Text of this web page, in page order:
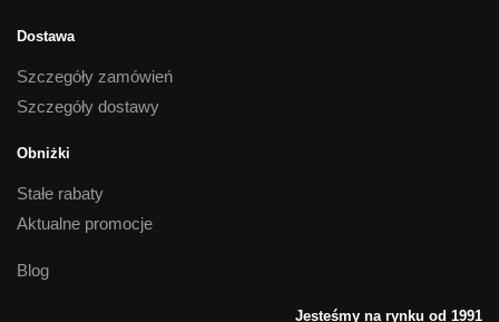
Dostawa
Szczegóły zamówień
Szczegóły dostawy
Obniżki
Stałe rabaty
Aktualne promocje
Blog
Jesteśmy na rynku od 1991